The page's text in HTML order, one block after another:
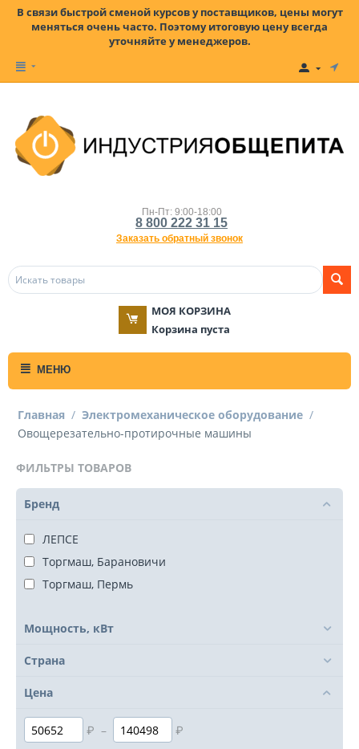
В связи быстрой сменой курсов у поставщиков, цены могут
меняться очень часто. Поэтому итоговую цену всегда
уточняйте у менеджеров.
Пн-Пт: 9:00-18:00
8 800 222 31 15
Заказать обратный звонок
МОЯ КОРЗИНА
Корзина пуста
МЕНЮ
Главная / Электромеханическое оборудование /
Овощерезательно-протирочные машины
ФИЛЬТРЫ ТОВАРОВ
Бренд
ЛЕПСЕ
Торгмаш, Барановичи
Торгмаш, Пермь
Мощность, кВт
Страна
Цена
₽ – ₽